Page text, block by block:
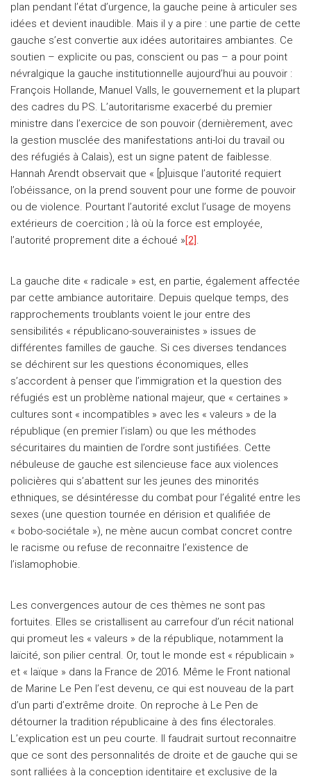
plan pendant l’état d’urgence, la gauche peine à articuler ses
idées et devient inaudible. Mais il y a pire : une partie de cette
gauche s’est convertie aux idées autoritaires ambiantes. Ce
soutien – explicite ou pas, conscient ou pas – a pour point
névralgique la gauche institutionnelle aujourd’hui au pouvoir :
François Hollande, Manuel Valls, le gouvernement et la plupart
des cadres du PS. L’autoritarisme exacerbé du premier
ministre dans l’exercice de son pouvoir (dernièrement, avec
la gestion musclée des manifestations anti-loi du travail ou
des réfugiés à Calais), est un signe patent de faiblesse.
Hannah Arendt observait que « [p]uisque l’autorité requiert
l’obéissance, on la prend souvent pour une forme de pouvoir
ou de violence. Pourtant l’autorité exclut l’usage de moyens
extérieurs de coercition ; là où la force est employée,
l’autorité proprement dite a échoué »[2].
La gauche dite « radicale » est, en partie, également affectée
par cette ambiance autoritaire. Depuis quelque temps, des
rapprochements troublants voient le jour entre des
sensibilités « républicano-souverainistes » issues de
différentes familles de gauche. Si ces diverses tendances
se déchirent sur les questions économiques, elles
s’accordent à penser que l’immigration et la question des
réfugiés est un problème national majeur, que « certaines »
cultures sont « incompatibles » avec les « valeurs » de la
république (en premier l’islam) ou que les méthodes
sécuritaires du maintien de l’ordre sont justifiées. Cette
nébuleuse de gauche est silencieuse face aux violences
policières qui s’abattent sur les jeunes des minorités
ethniques, se désintéresse du combat pour l’égalité entre les
sexes (une question tournée en dérision et qualifiée de
« bobo-sociétale »), ne mène aucun combat concret contre
le racisme ou refuse de reconnaitre l’existence de
l’islamophobie.
Les convergences autour de ces thèmes ne sont pas
fortuites. Elles se cristallisent au carrefour d’un récit national
qui promeut les « valeurs » de la république, notamment la
laïcité, son pilier central. Or, tout le monde est « républicain »
et « laïque » dans la France de 2016. Même le Front national
de Marine Le Pen l’est devenu, ce qui est nouveau de la part
d’un parti d’extrême droite. On reproche à Le Pen de
détourner la tradition républicaine à des fins électorales.
L’explication est un peu courte. Il faudrait surtout reconnaitre
que ce sont des personnalités de droite et de gauche qui se
sont ralliées à la conception identitaire et exclusive de la